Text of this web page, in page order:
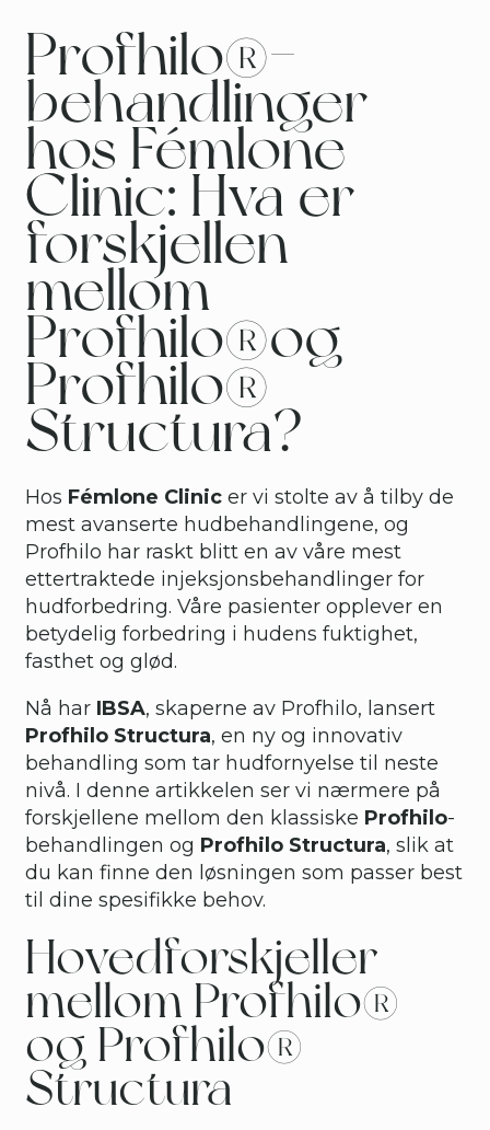
Profhilo®-
behandlinger
hos Fémlone
Clinic: Hva er
forskjellen
mellom
Profhilo®og
Profhilo®
Structura?
Hos Fémlone Clinicer vi stolte av å tilby de
mest avanserte hudbehandlingene, og
Profhilo har raskt blitt en av våre mest
ettertraktede injeksjonsbehandlinger for
hudforbedring. Våre pasienter opplever en
betydelig forbedring i hudens fuktighet,
fasthet og glød.
Nå har IBSA, skaperne av Profhilo, lansert
Profhilo Structura, en ny og innovativ
behandling som tar hudfornyelse til neste
nivå. I denne artikkelen ser vi nærmere på
forskjellene mellom den klassiske Profhilo-
behandlingen og Profhilo Structura, slik at
du kan finne den løsningen som passer best
til dine spesifikke behov.
Hovedforskjeller
mellom Profhilo®
og Profhilo®
Structura